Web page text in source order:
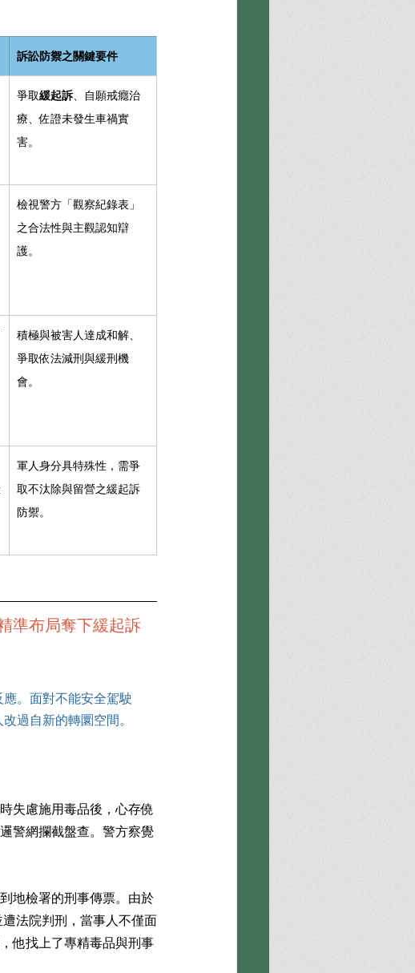
訴訟防禦之關鍵要件
爭取緩起訴、自願戒癮治
療、佐證未發生車禍實
害。
檢視警方「觀察紀錄表」
之合法性與主觀認知辯
護。
積極與被害人達成和解、
爭取依法減刑與緩刑機
會。
軍人身分具特殊性，需爭
取不汰除與留營之緩起訴
防禦。
準布局奪下緩起訴
。面對不能安全駕駛
過自新的轉圜空間。
失慮施用毒品後，心存僥
警網攔截盤查。警方察覺
地檢署的刑事傳票。由於
法院判刑，當事人不僅面
他找上了專精毒品與刑事